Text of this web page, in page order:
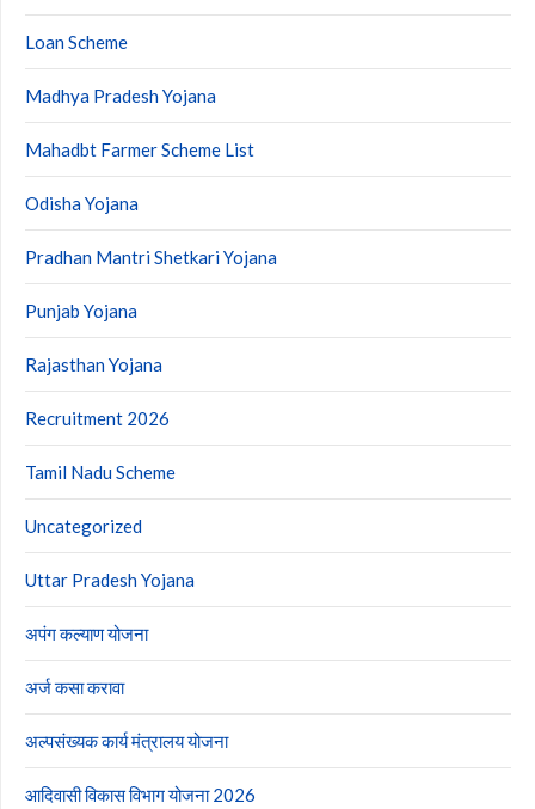
Loan Scheme
Madhya Pradesh Yojana
Mahadbt Farmer Scheme List
Odisha Yojana
Pradhan Mantri Shetkari Yojana
Punjab Yojana
Rajasthan Yojana
Recruitment 2026
Tamil Nadu Scheme
Uncategorized
Uttar Pradesh Yojana
अपंग कल्याण योजना
अर्ज कसा करावा
अल्पसंख्यक कार्य मंत्रालय योजना
आदिवासी विकास विभाग योजना 2026